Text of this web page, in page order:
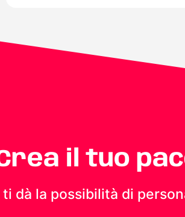
il tuo
dà la possibilità di